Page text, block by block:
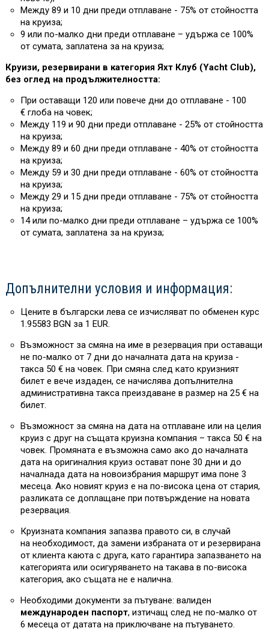
Между 89 и 10 дни преди отплаване - 75% от стойността
на круиза;
9 или по-малко дни преди отплаване – удържа се 100%
от сумата, заплатена за на круиза;
Круизи, резервирани в категория Яхт Клуб (Yacht Club),
без оглед на продължителността:
При оставащи 120 или повече дни до отплаване - 100
€ глоба на човек;
Между 119 и 90 дни преди отплаване - 25% от стойността
на круиза;
Между 89 и 60 дни преди отплаване - 40% от стойността
на круиза;
Между 59 и 30 дни преди отплаване - 60% от стойността
на круиза;
Между 29 и 15 дни преди отплаване - 75% от стойността
на круиза;
14 или по-малко дни преди отплаване – удържа се 100%
от сумата, заплатена за на круиза;
Допълнителни условия и информация:
Цените в български лева се изчисляват по обменен курс
1.95583 BGN за 1 EUR.
Възможност за смяна на име в резервация при оставащи
не по-малко от 7 дни до началната дата на круиза -
такса 50 € на човек. При смяна след като круизният
билет е вече издаден, се начислява допълнителна
административна такса преиздаване в размер на 25 € на
билет.
Възможност за смяна на дата на отплаване или на целия
круиз с друг на същата круизна компания – такса 50 € на
човек. Промяната е възможна само ако до началната
дата на оригиналния круиз остават поне 30 дни и до
началнада дата на новоизбрания маршрут има поне 3
месеца. Ако новият круиз е на по-висока цена от стария,
разликата се доплащане при потвърждение на новата
резервация.
Круизната компания запазва правото си, в случай
на необходимост, да замени избраната от и резервирана
от клиента каюта с друга, като гарантира запазването на
категорията или осигуряването на такава в по-висока
категория, ако същата не е налична.
Необходими документи за пътуване: валиден
международен паспорт, изтичащ след не по-малко от
6 месеца от датата на приключване на пътуването.